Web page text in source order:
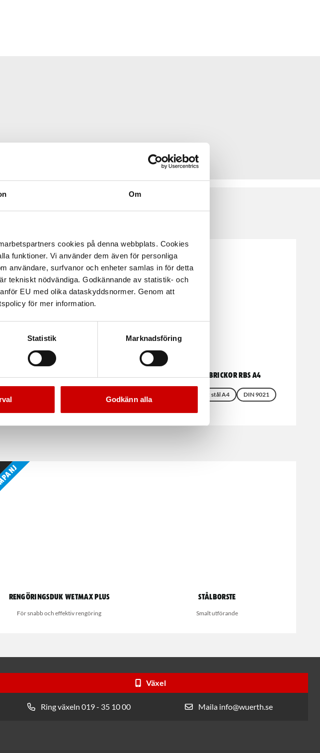
Om
cookies på denna webbplats. Cookies
funktioner. Vi använder dem även för personliga
användare, surfvanor och enheter samlas in för detta
tekniskt nödvändiga. Godkännande av statistik- och
EU med olika dataskyddsnormer. Genom att
för mer information.
Statistik Marknadsföring
Godkänn alla
Flatsäkring Micro Karosseribrickor RBS A4
Rostfritt syrafast stål A4 DIN 9021
Rengöringsduk Wetmax Plus
För snabb och effektiv rengöring
Stålborste
Smalt utförande
Växel
Ring växeln 019 - 35 10 00 Maila info@wuerth.se